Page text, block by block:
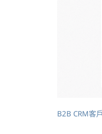
B2B CRM客